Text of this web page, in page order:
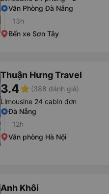
Văn Phòng Đà Nẵng
13h
Bến xe Sơn Tây
Thuận Hưng Travel
3.4star (388 đánh giá)
Limousine 24 cabin đơn
Đà Nẵng
12h
Văn phòng Hà Nội
Anh Khôi